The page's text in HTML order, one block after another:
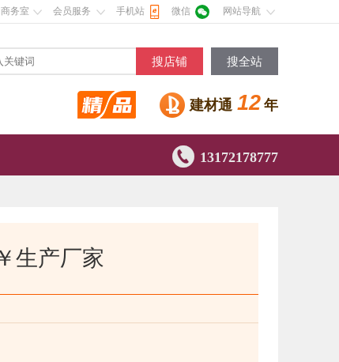
务室 会员服务 手机站 微信 网站导航
搜店铺 搜全站
建材通 12 年
 13172178777
生产厂家